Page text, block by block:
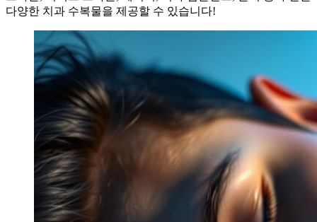
다양한 치과 수복물을 제공할 수 있습니다!